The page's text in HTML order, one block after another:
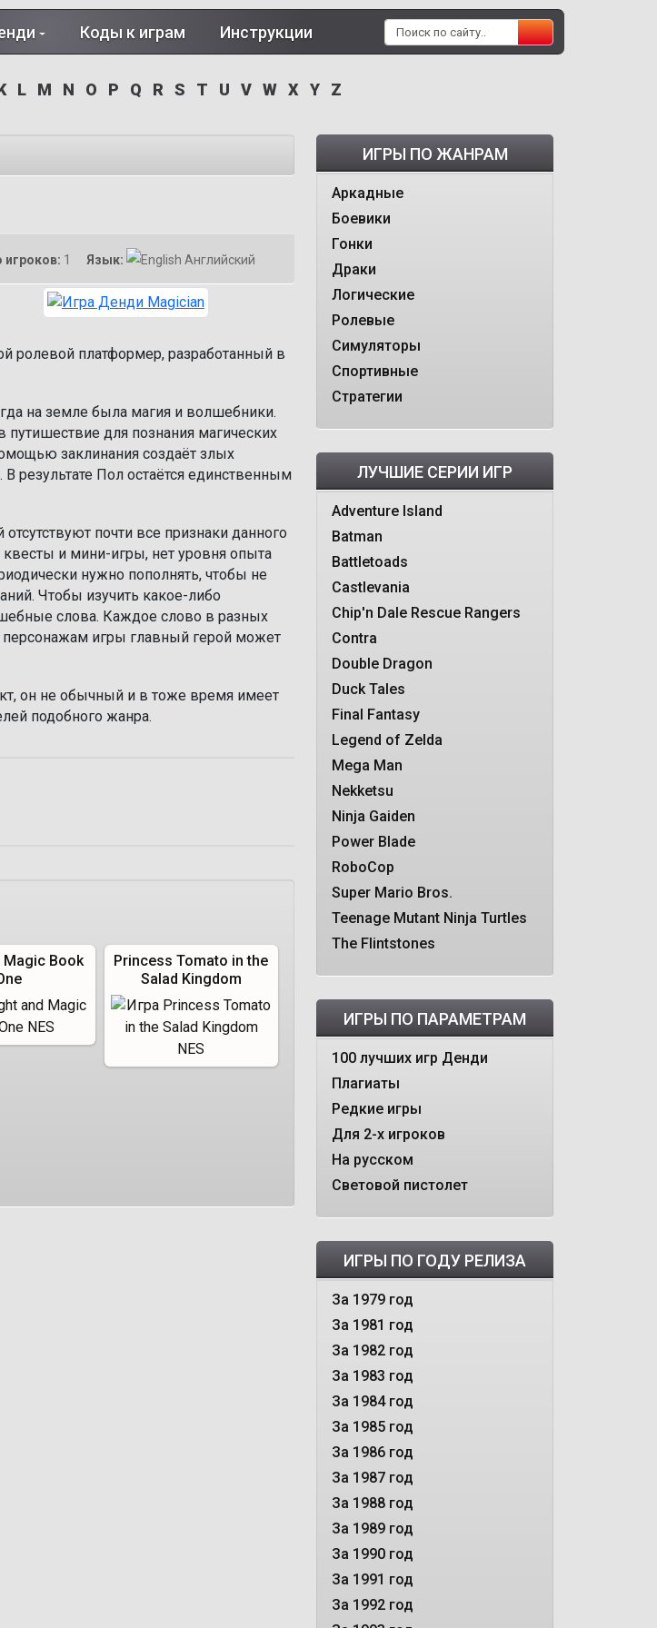
Коды к играм Инструкции
L M N O P Q R S T U V W X Y Z
игроков: 1 Язык: Английский
ролевой платформер, разработанный в
на земле была магия и волшебники.
для познания магических
заклинания создаёт злых
результате Пол остаётся единственным
почти все признаки данного
и мини-игры, нет уровня опыта
нужно пополнять, чтобы не
Чтобы изучить какое-либо
слова. Каждое слово в разных
персонажам игры главный герой может
он не обычный и в тоже время имеет
подобного жанра.
Magic Book
Princess Tomato in the
Salad Kingdom
ИГРЫ ПО ЖАНРАМ
Аркадные
Боевики
Гонки
Драки
Логические
Ролевые
Симуляторы
Спортивные
Стратегии
ЛУЧШИЕ СЕРИИ ИГР
Adventure Island
Batman
Battletoads
Castlevania
Chip'n Dale Rescue Rangers
Contra
Double Dragon
Duck Tales
Final Fantasy
Legend of Zelda
Mega Man
Nekketsu
Ninja Gaiden
Power Blade
RoboCop
Super Mario Bros.
Teenage Mutant Ninja Turtles
The Flintstones
ИГРЫ ПО ПАРАМЕТРАМ
100 лучших игр Денди
Плагиаты
Редкие игры
Для 2-х игроков
На русском
Световой пистолет
ИГРЫ ПО ГОДУ РЕЛИЗА
За 1979 год
За 1981 год
За 1982 год
За 1983 год
За 1984 год
За 1985 год
За 1986 год
За 1987 год
За 1988 год
За 1989 год
За 1990 год
За 1991 год
За 1992 год